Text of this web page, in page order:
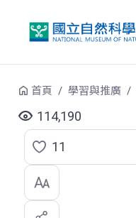
首頁 學習與推廣
114,190
點
選
喜
11